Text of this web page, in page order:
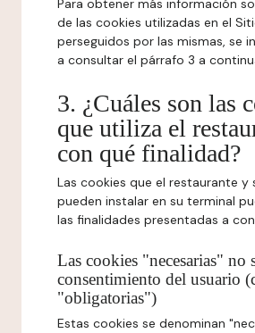
Para obtener más información
de las cookies utilizadas en el
perseguidos por las mismas, se
a consultar el párrafo 3 a
3. ¿Cuáles son las
que utiliza el
con qué finalidad?
Las cookies que el restaurante y
pueden instalar en su terminal
las finalidades presentadas a
Las cookies "necesarias" no
consentimiento del usuario
"obligatorias")
Estas cookies se denominan